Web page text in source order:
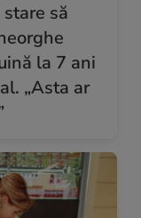
să
la 7 ani
„Asta ar